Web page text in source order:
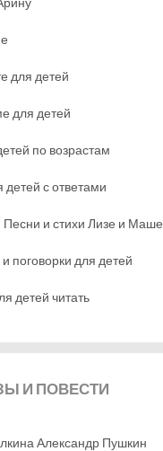
для детей
для детей
по возрастам
детей с ответами
Песни и стихи Лизе и Маше
поговорки для детей
детей читать
И ПОВЕСТИ
Александр Пушкин